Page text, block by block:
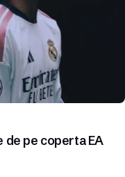
de pe coperta EA